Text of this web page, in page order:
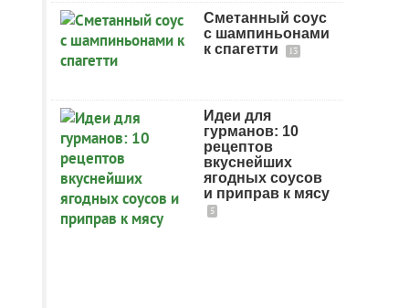
Сметанный соус
с шампиньонами
к спагетти
13
Идеи для
гурманов: 10
рецептов
вкуснейших
ягодных соусов
и приправ к мясу
5